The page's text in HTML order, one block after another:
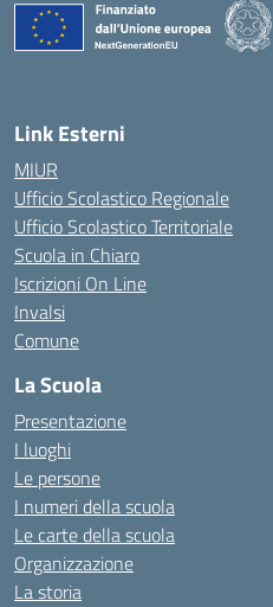
Link Esterni
MIUR
Ufficio Scolastico Regionale
Ufficio Scolastico Territoriale
Scuola in Chiaro
Iscrizioni On Line
Invalsi
Comune
La Scuola
Presentazione
I luoghi
Le persone
I numeri della scuola
Le carte della scuola
Organizzazione
La storia